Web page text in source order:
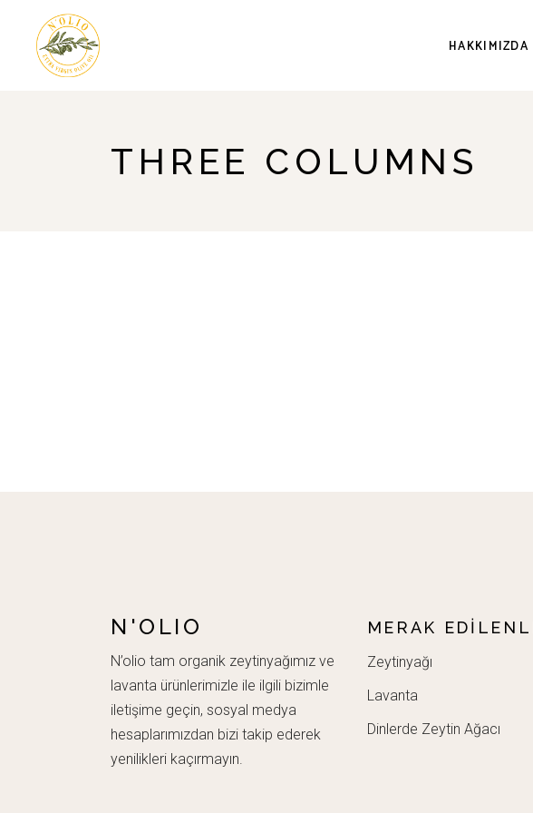
HAKKIMIZDA
THREE COLUMNS
N'OLIO
N’olio tam organik zeytinyağımız ve
lavanta ürünlerimizle ile ilgili bizimle
iletişime geçin, sosyal medya
hesaplarımızdan bizi takip ederek
yenilikleri kaçırmayın.
MERAK
Zeytinyağı
Lavanta
Dinlerde Zeytin Ağacı